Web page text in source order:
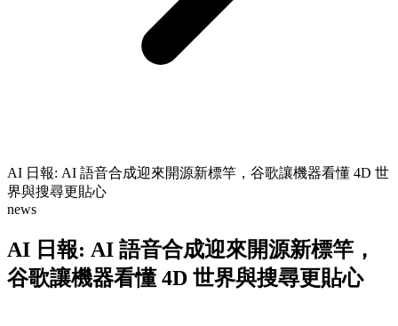
AI 日報: AI 語音合成迎來開源新標竿，谷歌讓機器看懂 4D 世
界與搜尋更貼心
news
AI 日報: AI 語音合成迎來開源新標竿，
谷歌讓機器看懂 4D 世界與搜尋更貼心